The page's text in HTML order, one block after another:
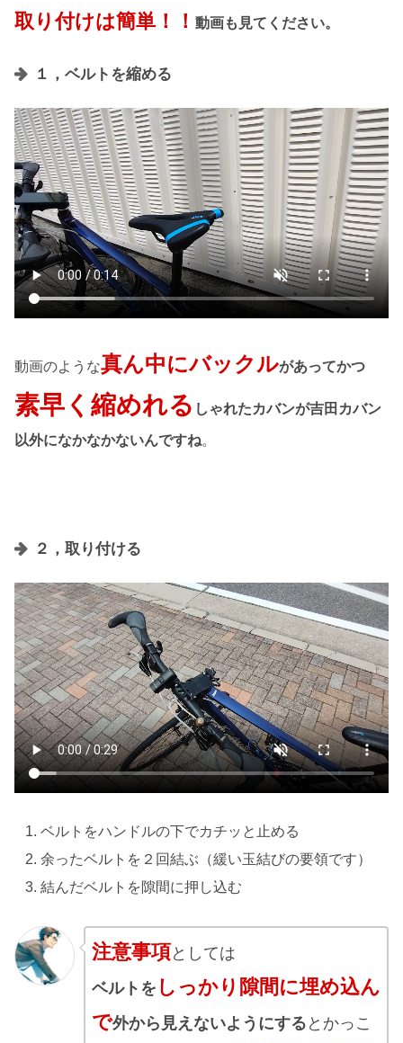
取り付けは簡単 ！！ 動画も見てください。
１，ベルトを縮める
動画のような真ん中にバックルがあってかつ
素早く縮めれる しゃれたカバンが吉田カバン
以外になかなかないんですね。
２，取り付ける
ベルトをハンドルの下でカチッと止める
余ったベルトを２回結ぶ（緩い玉結びの要領です）
結んだベルトを隙間に押し込む
注意事項としては
ベルトを しっかり隙間に埋め込ん
で外から見えないようにする とかっこ